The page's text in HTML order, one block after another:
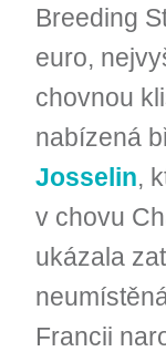
Breeding
euro,
chovnou
nabízená
Josselin,
v chovu
ukázala
Francii